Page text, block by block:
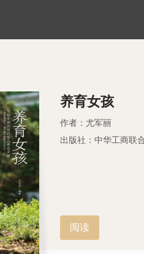
养育女孩
作者：尤军丽
出版社：中华工商联
阅读